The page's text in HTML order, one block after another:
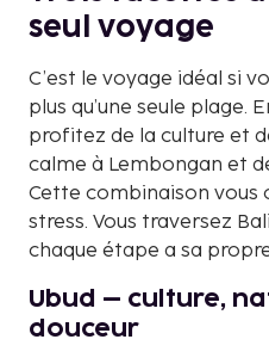
seul voyage
C’est le voyage idéal si
plus qu’une seule plage.
profitez de la culture et
calme à Lembongan et
Cette combinaison vous
stress. Vous traversez
chaque étape a sa
Ubud – culture,
douceur